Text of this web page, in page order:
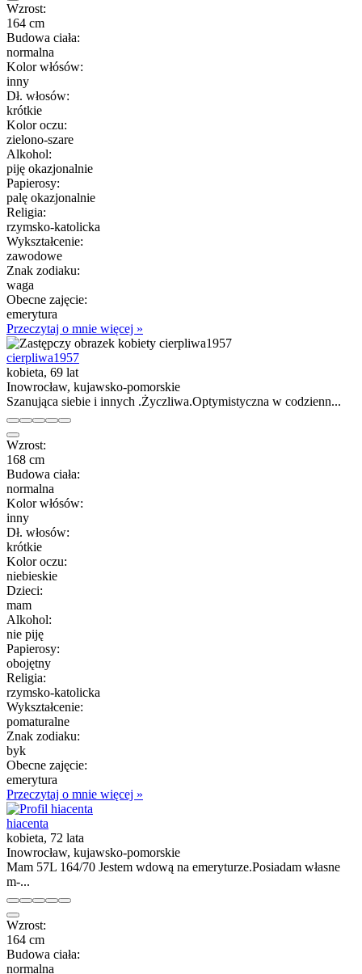
Wzrost:
164 cm
Budowa ciała:
normalna
Kolor włósów:
inny
Dł. włosów:
krótkie
Kolor oczu:
zielono-szare
Alkohol:
piję okazjonalnie
Papierosy:
palę okazjonalnie
Religia:
rzymsko-katolicka
Wykształcenie:
zawodowe
Znak zodiaku:
waga
Obecne zajęcie:
emerytura
Przeczytaj o mnie więcej »
cierpliwa1957
kobieta, 69 lat
Inowrocław, kujawsko-pomorskie
Szanująca siebie i innych .Życzliwa.Optymistyczna w codzienn...
Wzrost:
168 cm
Budowa ciała:
normalna
Kolor włósów:
inny
Dł. włosów:
krótkie
Kolor oczu:
niebieskie
Dzieci:
mam
Alkohol:
nie piję
Papierosy:
obojętny
Religia:
rzymsko-katolicka
Wykształcenie:
pomaturalne
Znak zodiaku:
byk
Obecne zajęcie:
emerytura
Przeczytaj o mnie więcej »
hiacenta
kobieta, 72 lata
Inowrocław, kujawsko-pomorskie
Mam 57L 164/70 Jestem wdową na emeryturze.Posiadam własne
m-...
Wzrost:
164 cm
Budowa ciała:
normalna